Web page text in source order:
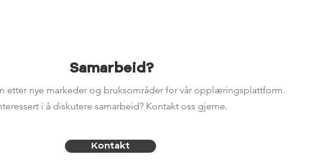
Samarbeid?
etter nye markeder og bruksområder for vår opplæringsplattform.
i å diskutere samarbeid? Kontakt oss gjerne.
Kontakt